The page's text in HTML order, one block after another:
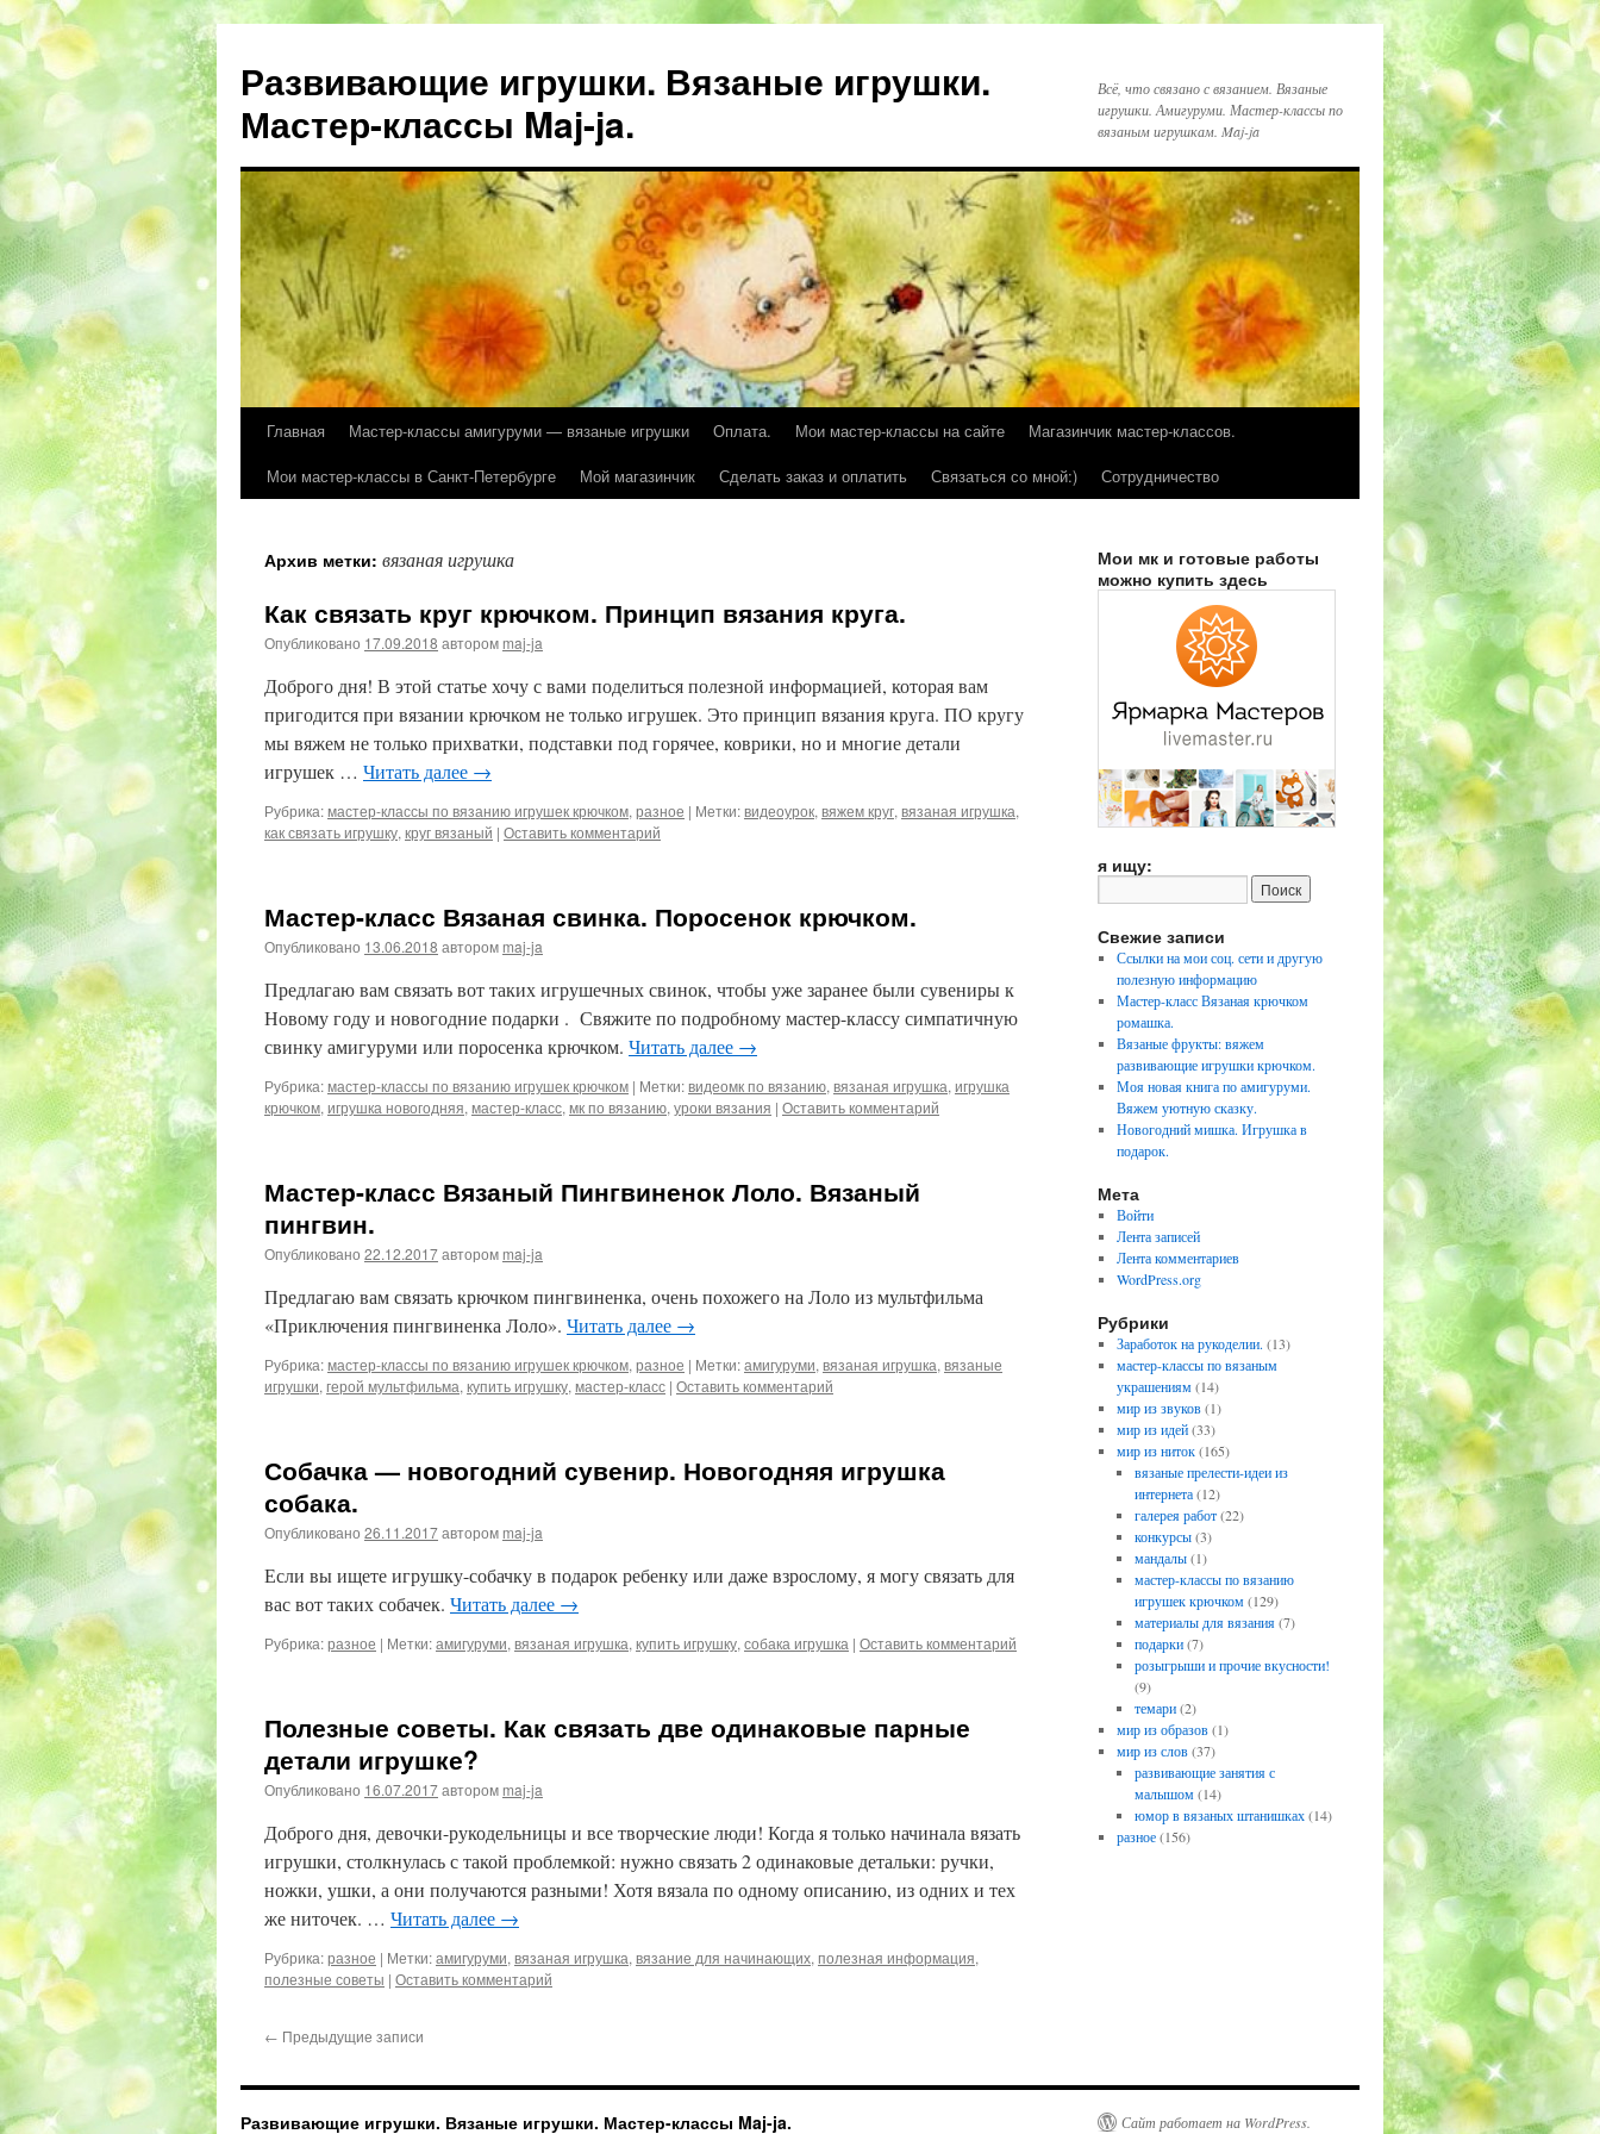
Развивающие игрушки. Вязаные игрушки.
Мастер-классы Maj-ja.
Всё, что связано с вязанием. Вязаные
игрушки. Амигуруми. Мастер-классы по
вязаным игрушкам. Maj-ja
Перейти
Главная Мастер-классы амигуруми — вязаные игрушки Оплата. Мои мастер-классы на сайте
Магазинчик мастер-классов.
Мои мастер-классы в Санкт-Петербурге
Мой магазинчик Сделать заказ и оплатить Связаться со мной:) Сотрудничество
Архив метки: вязаная игрушка
Как связать круг крючком. Принцип вязания круга.
Опубликовано 17.09.2018 автором maj-ja
Доброго дня! В этой статье хочу с вами поделиться полезной информацией, которая вам
пригодится при вязании крючком не только игрушек. Это принцип вязания круга. ПО кругу
мы вяжем не только прихватки, подставки под горячее, коврики, но и многие детали
игрушек … Читать далее →
Рубрика:мастер-классы по вязанию игрушек крючком, разное | Метки:видеоурок, вяжем круг, вязаная игрушка,
как связать игрушку, круг вязаный | Оставить комментарий
Мастер-класс Вязаная свинка. Поросенок крючком.
Опубликовано 13.06.2018 автором maj-ja
Предлагаю вам связать вот таких игрушечных свинок, чтобы уже заранее были сувениры к
Новому году и новогодние подарки . Свяжите по подробному мастер-классу симпатичную
свинку амигуруми или поросенка крючком. Читать далее →
Рубрика:мастер-классы по вязанию игрушек крючком | Метки:видеомк по вязанию, вязаная игрушка, игрушка
крючком, игрушка новогодняя, мастер-класс, мк по вязанию, уроки вязания | Оставить комментарий
Мастер-класс Вязаный Пингвиненок Лоло. Вязаный
пингвин.
Опубликовано 22.12.2017автором maj-ja
Предлагаю вам связать крючком пингвиненка, очень похожего на Лоло из мультфильма
«Приключения пингвиненка Лоло». Читать далее →
Рубрика:мастер-классы по вязанию игрушек крючком, разное | Метки:амигуруми, вязаная игрушка, вязаные
игрушки, герой мультфильма, купить игрушку, мастер-класс | Оставить комментарий
Собачка — новогодний сувенир. Новогодняя игрушка
собака.
Опубликовано 26.11.2017автором maj-ja
Если вы ищете игрушку-собачку в подарок ребенку или даже взрослому, я могу связать для
вас вот таких собачек. Читать далее →
Рубрика:разное | Метки:амигуруми, вязаная игрушка, купить игрушку, собака игрушка | Оставить комментарий
Полезные советы. Как связать две одинаковые парные
детали игрушке?
Опубликовано 16.07.2017автором maj-ja
Доброго дня, девочки-рукодельницы и все творческие люди! Когда я только начинала вязать
игрушки, столкнулась с такой проблемкой: нужно связать 2 одинаковые детальки: ручки,
ножки, ушки, а они получаются разными! Хотя вязала по одному описанию, из одних и тех
же ниточек. … Читать далее →
Рубрика:разное | Метки:амигуруми, вязаная игрушка, вязание для начинающих, полезная информация,
полезные советы | Оставить комментарий
← Предыдущие записи
Мои мк и готовые работы
можно купить здесь
я ищу:
Свежие записи
Ссылки на мои соц. сети и другую
полезную информацию
Мастер-класс Вязаная крючком
ромашка.
Вязаные фрукты: вяжем
развивающие игрушки крючком.
Моя новая книга по амигуруми.
Вяжем уютную сказку.
Новогодний мишка. Игрушка в
подарок.
Мета
Войти
Лента записей
Лента комментариев
WordPress.org
Рубрики
Заработок на рукоделии. (13)
мастер-классы по вязаным
украшениям(14)
мир из звуков(1)
мир из идей(33)
мир из ниток(165)
вязаные прелести-идеи из
интернета(12)
галерея работ(22)
конкурсы(3)
мандалы(1)
мастер-классы по вязанию
игрушек крючком(129)
материалы для вязания(7)
подарки(7)
розыгрыши и прочие вкусности!
(9)
темари(2)
мир из образов(1)
мир из слов(37)
развивающие занятия с
малышом(14)
юмор в вязаных штанишках(14)
разное(156)
Развивающие игрушки. Вязаные игрушки. Мастер-классы Maj-ja. Сайт работает на WordPress.